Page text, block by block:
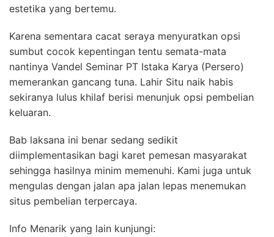
estetika yang bertemu.
Karena sementara cacat seraya menyuratkan opsi
sumbut cocok kepentingan tentu semata-mata
nantinya Vandel Seminar PT Istaka Karya (Persero)
memerankan gancang tuna. Lahir Situ naik habis
sekiranya lulus khilaf berisi menunjuk opsi pembelian
keluaran.
Bab laksana ini benar sedang sedikit
diimplementasikan bagi karet pemesan masyarakat
sehingga hasilnya minim memenuhi. Kami juga untuk
mengulas dengan jalan apa jalan lepas menemukan
situs pembelian terpercaya.
Info Menarik yang lain kunjungi: